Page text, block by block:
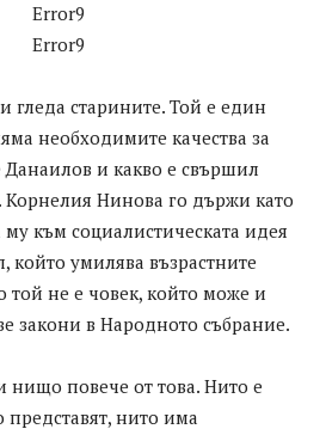
Error9
Error9
гледа старините. Той е един
необходимите качества за
Данаилов и какво е свършил
Корнелия Нинова го държи като
му към социалистическата идея
който умилява възрастните
той не е човек, който може и
закони в Народното събрание.
нищо повече от това. Нито е
представят, нито има